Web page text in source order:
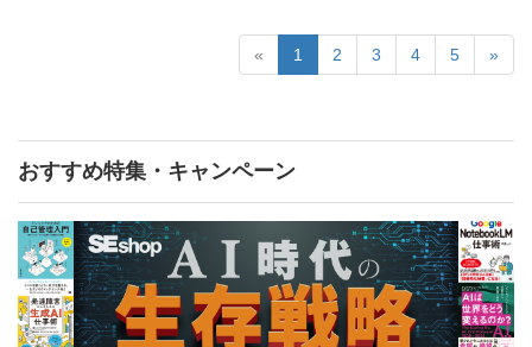
« 1 2 3 4 5 »
おすすめ特集・キャンペーン